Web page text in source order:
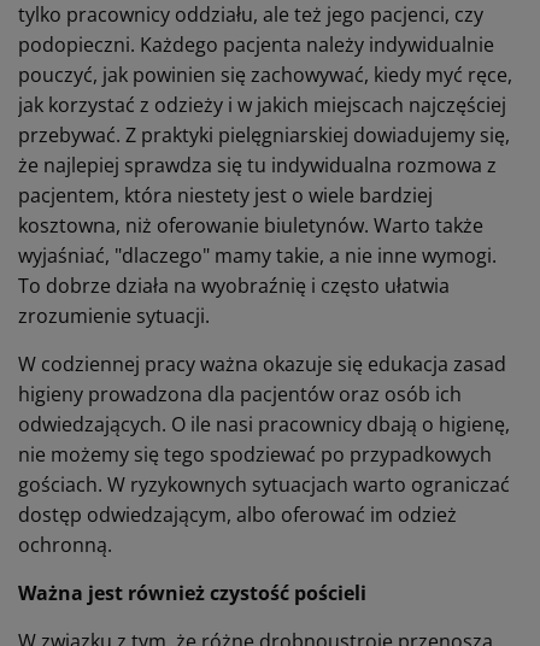
tylko pracownicy oddziału, ale też jego pacjenci, czy
podopieczni. Każdego pacjenta należy indywidualnie
pouczyć, jak powinien się zachowywać, kiedy myć ręce,
jak korzystać z odzieży i w jakich miejscach najczęściej
przebywać. Z praktyki pielęgniarskiej dowiadujemy się,
że najlepiej sprawdza się tu indywidualna rozmowa z
pacjentem, która niestety jest o wiele bardziej
kosztowna, niż oferowanie biuletynów. Warto także
wyjaśniać, "dlaczego" mamy takie, a nie inne wymogi.
To dobrze działa na wyobraźnię i często ułatwia
zrozumienie sytuacji.
W codziennej pracy ważna okazuje się edukacja zasad
higieny prowadzona dla pacjentów oraz osób ich
odwiedzających. O ile nasi pracownicy dbają o higienę,
nie możemy się tego spodziewać po przypadkowych
gościach. W ryzykownych sytuacjach warto ograniczać
dostęp odwiedzającym, albo oferować im odzież
ochronną.
Ważna jest również czystość pościeli